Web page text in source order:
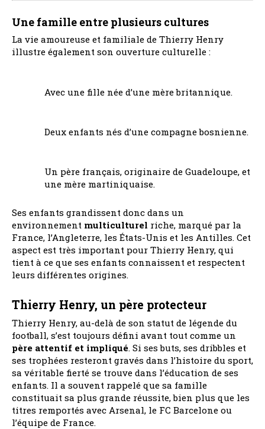
Une famille entre plusieurs cultures
La vie amoureuse et familiale de Thierry Henry
illustre également son ouverture culturelle :
Avec une fille née d’une mère britannique.
Deux enfants nés d’une compagne bosnienne.
Un père français, originaire de Guadeloupe, et
une mère martiniquaise.
Ses enfants grandissent donc dans un
environnement multiculturel riche, marqué par la
France, l’Angleterre, les États-Unis et les Antilles. Cet
aspect est très important pour Thierry Henry, qui
tient à ce que ses enfants connaissent et respectent
leurs différentes origines.
Thierry Henry, un père protecteur
Thierry Henry, au-delà de son statut de légende du
football, s’est toujours défini avant tout comme un
père attentif et impliqué. Si ses buts, ses dribbles et
ses trophées resteront gravés dans l’histoire du sport,
sa véritable fierté se trouve dans l’éducation de ses
enfants. Il a souvent rappelé que sa famille
constituait sa plus grande réussite, bien plus que les
titres remportés avec Arsenal, le FC Barcelone ou
l’équipe de France.